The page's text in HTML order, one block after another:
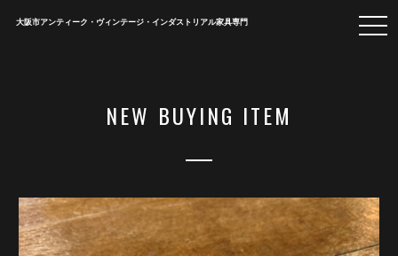
大阪市アンティーク・ヴィンテージ・インダストリアル家具専門
NEW BUYING ITEM